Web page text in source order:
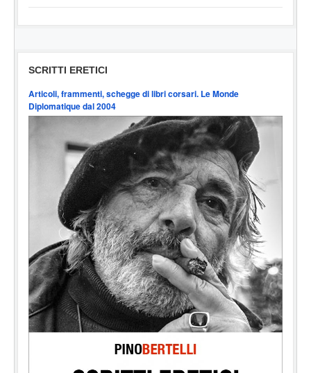
SCRITTI ERETICI
Articoli, frammenti, schegge di libri corsari. Le Monde
Diplomatique dal 2004